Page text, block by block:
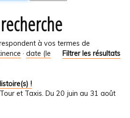
à vos termes de
Filtrer les résultats
· date (le
!
et Taxis. Du 20 juin au 31 août